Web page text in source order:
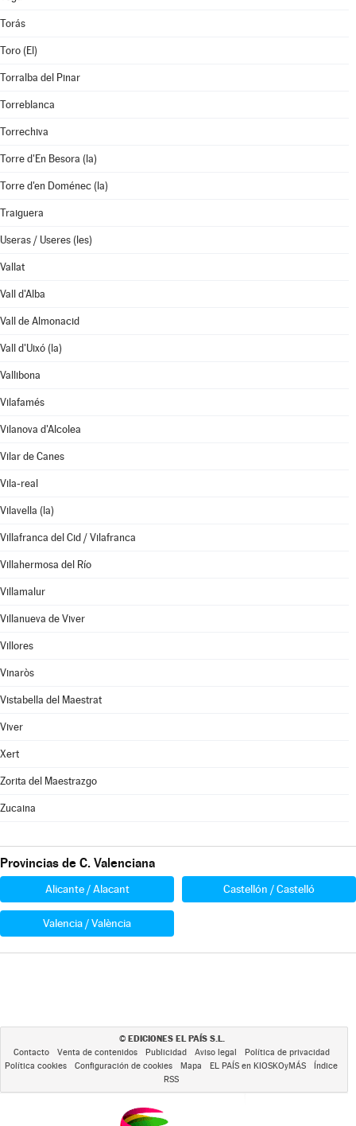
Torás
Toro (El)
Torralba del Pinar
Torreblanca
Torrechiva
Torre d'En Besora (la)
Torre d'en Doménec (la)
Traiguera
Useras / Useres (les)
Vallat
Vall d'Alba
Vall de Almonacid
Vall d'Uixó (la)
Vallibona
Vilafamés
Vilanova d'Alcolea
Vilar de Canes
Vila-real
Vilavella (la)
Villafranca del Cid / Vilafranca
Villahermosa del Río
Villamalur
Villanueva de Viver
Villores
Vinaròs
Vistabella del Maestrat
Viver
Xert
Zorita del Maestrazgo
Zucaina
Provincias de C. Valenciana
Alicante / Alacant Castellón / Castelló
Valencia / València
© EDICIONES EL PAÍS S.L.
Contacto Venta de contenidos Publicidad Aviso legal
Política de privacidad
Política cookies
Configuración de cookies Mapa EL PAÍS en KIOSKOyMÁS
Índice
RSS